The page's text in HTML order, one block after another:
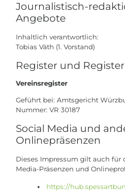
Journalistisch-
Angebote
Inhaltlich verantwortlich:
Tobias Väth (1. Vorstand)
Register und
Vereinsregister
Geführt bei: Amtsgericht
Nummer: VR 30187
Social Media und
Onlinepräsenzen
Dieses Impressum gilt auch für
Media-Präsenzen und
https://